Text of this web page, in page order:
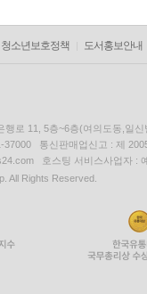
청소년보호정책 도서홍보안내
행로 11, 5층~6층(여의도동,일신
37000 통신판매업신고 : 제
호스팅 서비스사업자 :
All Rights Reserved.